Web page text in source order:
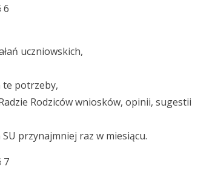
6
uczniowskich,
te potrzeby,
Rodziców wniosków, opinii, sugestii
przynajmniej raz w miesiącu.
7